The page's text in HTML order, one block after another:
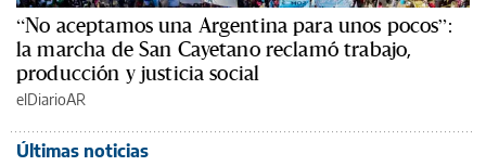
“No aceptamos una Argentina para unos pocos”:
la marcha de San Cayetano reclamó trabajo,
producción y justicia social
elDiarioAR
Últimas noticias